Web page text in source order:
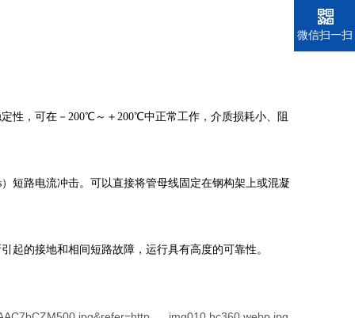
性，可在－200℃～＋200℃中正常工作，介质损耗小、阻
短路电流冲击。可以直接将管母线固定在钢构架上或混凝
起的接地和相间短路故障，运行具有高度的可靠性。
电话
微信扫一扫